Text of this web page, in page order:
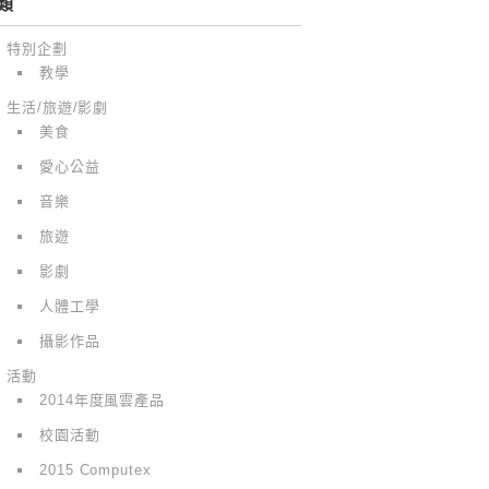
特別企劃
教學
生活/旅遊/影劇
美食
愛心公益
音樂
旅遊
影劇
人體工學
攝影作品
活動
2014年度風雲產品
校園活動
2015 Computex